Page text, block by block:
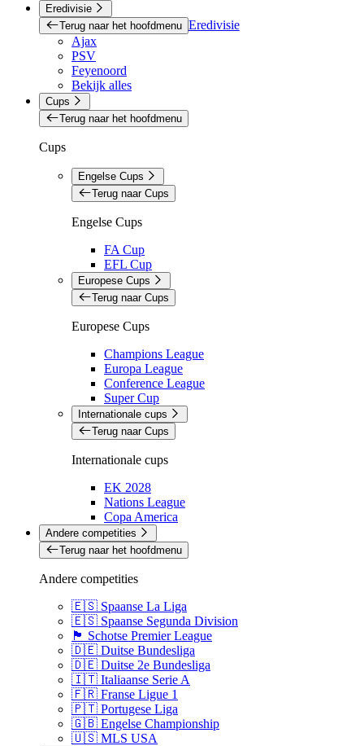
Eredivisie
Terug naar het hoofdmenu Eredivisie
Ajax
PSV
Feyenoord
Bekijk alles
Cups
Terug naar het hoofdmenu
Cups
Engelse Cups
Terug naar Cups
Engelse Cups
FA Cup
EFL Cup
Europese Cups
Terug naar Cups
Europese Cups
Champions League
Europa League
Conference League
Super Cup
Internationale cups
Terug naar Cups
Internationale cups
EK 2028
Nations League
Copa America
Andere competities
Terug naar het hoofdmenu
Andere competities
🇪🇸 Spaanse La Liga
🇪🇸 Spaanse Segunda Division
🏴󠁧󠁢󠁳󠁣󠁴󠁿 Schotse Premier League
🇩🇪 Duitse Bundesliga
🇩🇪 Duitse 2e Bundesliga
🇮🇹 Italiaanse Serie A
🇫🇷 Franse Ligue 1
🇵🇹 Portugese Liga
🇬🇧 Engelse Championship
🇺🇸 MLS USA